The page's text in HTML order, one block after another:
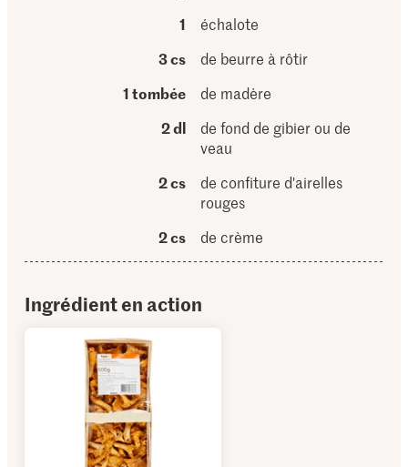
1
échalote
3 cs
de beurre à rôtir
1 tombée
de madère
2 dl
de fond de gibier ou de
veau
2 cs
de confiture d'airelles
rouges
2 cs
de crème
Ingrédient en action